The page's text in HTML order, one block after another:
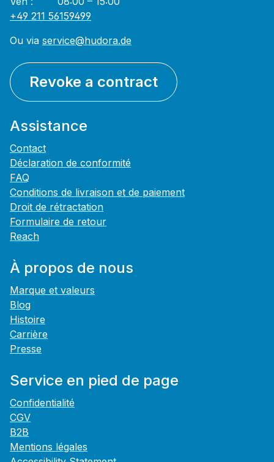
+49 211 56159499
Ou via service@hudora.de
Revoke a contract
Assistance
Contact
Déclaration de conformité
FAQ
Conditions de livraison et de paiement
Droit de rétractation
Formulaire de retour
Reach
À propos de nous
Marque et valeurs
Blog
Histoire
Carrière
Presse
Service en pied de page
Confidentialité
CGV
B2B
Mentions légales